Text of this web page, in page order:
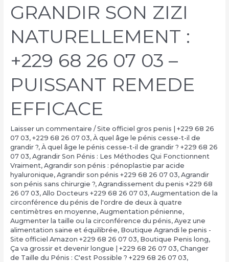
GRANDIR SON ZIZI
NATURELLEMENT :
+229 68 26 07 03 –
PUISSANT REMEDE
EFFICACE
Laisser un commentaire /Site officiel gros penis | +229 68 26
07 03, +229 68 26 07 03, À quel âge le pénis cesse-t-il de
grandir ?, À quel âge le pénis cesse-t-il de grandir ? +229 68 26
07 03, Agrandir Son Pénis : Les Méthodes Qui Fonctionnent
Vraiment, Agrandir son pénis : pénoplastie par acide
hyaluronique, Agrandir son pénis +229 68 26 07 03, Agrandir
son pénis sans chirurgie ?, Agrandissement du penis +229 68
26 07 03, Allo Docteurs +229 68 26 07 03, Augmentation de la
circonférence du pénis de l'ordre de deux à quatre
centimètres en moyenne, Augmentation pénienne,
Augmenter la taille ou la circonférence du pénis, Ayez une
alimentation saine et équilibrée, Boutique Agrandi le penis -
Site officiel Amazon +229 68 26 07 03, Boutique Penis long,
Ça va grossir et devenir longue | +229 68 26 07 03, Changer
de Taille du Pénis : C'est Possible ? +229 68 26 07 03,